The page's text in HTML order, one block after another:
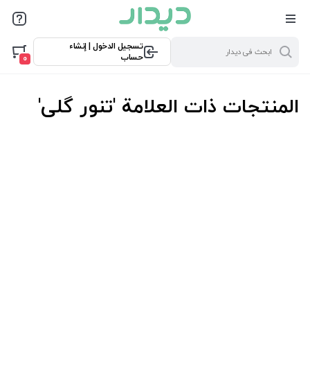
تسجيل الدخول | إنشاء
حساب
0
المنتجات ذات العلامة 'تنور گلی'